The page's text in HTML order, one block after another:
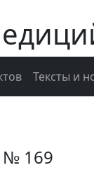
Тексты и
№ 169